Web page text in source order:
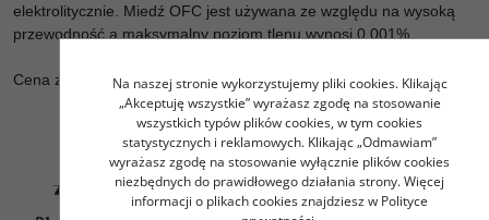
elektrolitycznie. Miedź OFC jest używana ze względu na wysoką
przewodność a maksymalny poziom tlenu wynosi 0,001%.
Cena za 1 sztukęNa naszej stronie wykorzystujemy pliki cookies. Klikając
„Akceptuję wszystkie” wyrażasz zgodę na stosowanie
wszystkich typów plików cookies, w tym cookies
statystycznych i reklamowych. Klikając „Odmawiam”
wyrażasz zgodę na stosowanie wyłącznie plików cookies
niezbędnych do prawidłowego działania strony. Więcej
informacji o plikach cookies znajdziesz w Polityce